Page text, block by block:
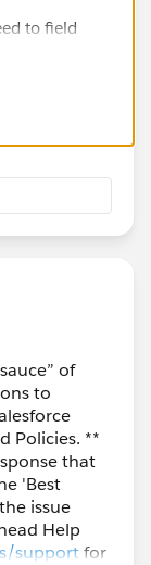
to field
of
to
Policies. **
that
'Best
issue
Help
supportfor